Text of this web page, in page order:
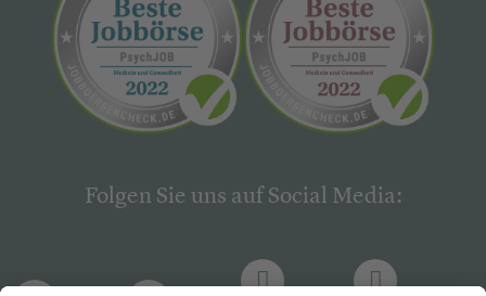
Folgen Sie uns auf Social Media: